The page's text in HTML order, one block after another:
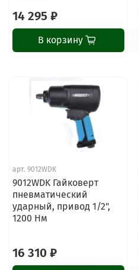
14 295 ₽
В корзину
арт. 9012WDK
9012WDK Гайковерт
пневматический
ударный, привод 1/2",
1200 Нм
16 310 ₽